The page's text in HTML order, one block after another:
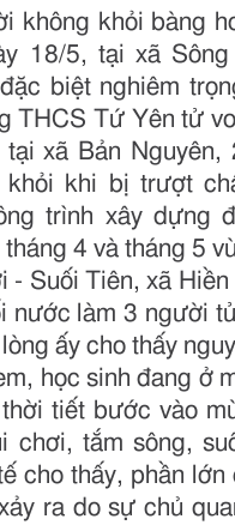
không khỏi bàng
18/5, tại xã
biệt nghiêm
THCS Tứ Yên tử
tại xã Bản Nguyên,
khỏi khi bị trượt
trình xây dựng
4 và tháng 5
- Suối Tiên, xã
nước làm 3 người
ấy cho thấy
học sinh đang ở
tiết bước vào
chơi, tắm sông,
cho thấy, phần lớn
ra do sự chủ